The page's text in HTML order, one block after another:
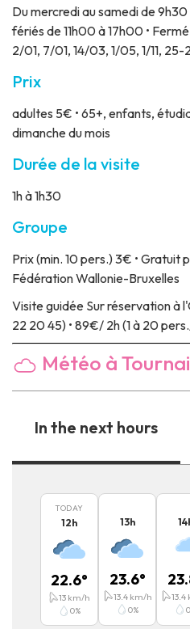
Du mercredi au samedi de
fériés de 11h00 à 17h00 •
2/01, 7/01, 14/03, 1/05, 1/11, 25-
Prix
adultes 5€ • 65+, enfants,
dimanche du mois
Durée de la visite
1h à 1h30
Groupe
Prix(min. 10 pers.) 3€ • Gratuit
Fédération Wallonie-Bruxelles
Visite guidée Sur réservation à
22 20 45) • 89€/ 2h (1 à 20
Météo à Tournai
In the next hours
TODAY
12h
22.6°
13 km/h
0%
13h
23.6°
13.4km/h
0%
14
13.4
0